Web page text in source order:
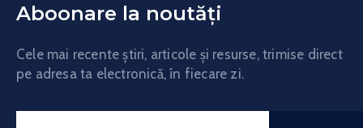
Aboonare la noutăți
Cele mai recente știri, articole și resurse, trimise direct
pe adresa ta electronică, în fiecare zi.